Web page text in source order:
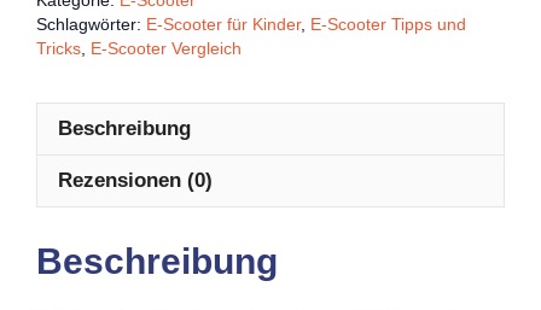
Schlagwörter: E-Scooter für Kinder, E-Scooter Tipps und
Tricks E-Scooter Vergleich
Beschreibung
Rezensionen (0)
Beschreibung